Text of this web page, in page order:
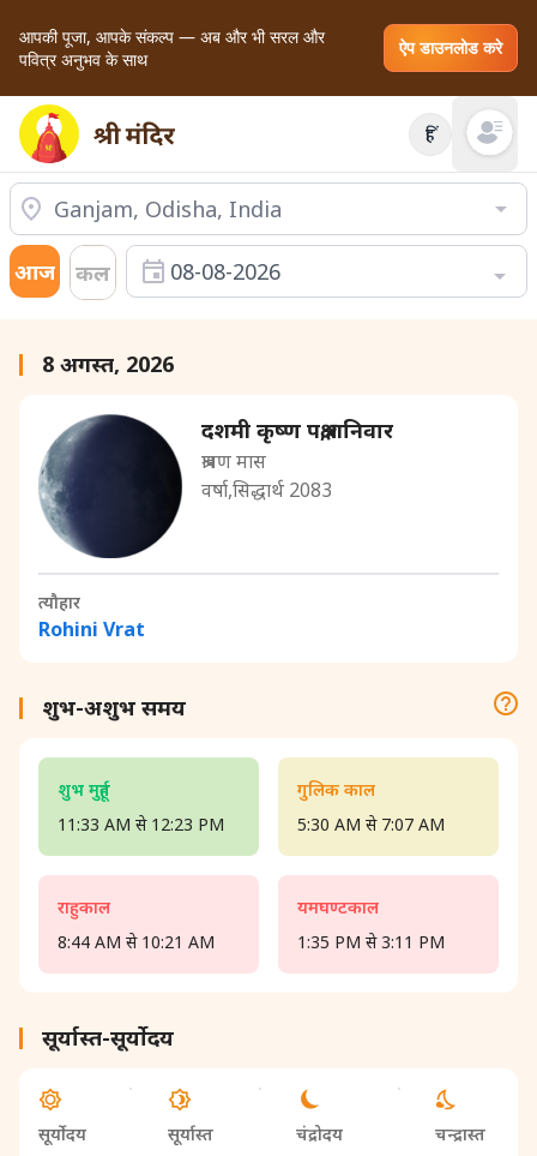
आपकी पूजा, आपके संकल्प — अब और भी सरल और
पवित्र अनुभव के साथ
ऐप डाउनलोड करे
हिं Open
आज कल 08-08-2026
8 अगस्त, 2026
दशमी कृष्ण पक्ष,शनिवार
श्रावण मास
वर्षा,सिद्धार्थ 2083
त्यौहार
Rohini Vrat
शुभ-अशुभ समय
शुभ मुहूर्त
11:33 AM से 12:23 PM
राहुकाल
8:44 AM से 10:21 AM
गुलिक काल
5:30 AM से 7:07 AM
यमघण्टकाल
1:35 PM से 3:11 PM
सूर्यास्त-सूर्योदय
सूर्योदय
सूर्यास्त
चंद्रोदय
चन्द्रास्त